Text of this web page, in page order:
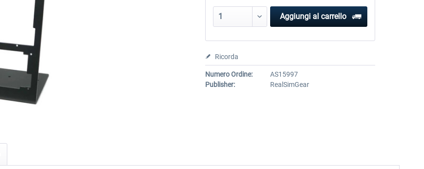
Aggiungi al carrello
Ricorda
Numero Ordine:
AS15997
Publisher:
RealSimGear